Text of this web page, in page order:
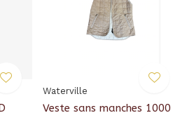
Waterville
Veste sans manches 1000